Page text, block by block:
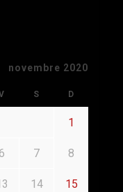
novembre 2020
S D
1
6 7 8
14 15